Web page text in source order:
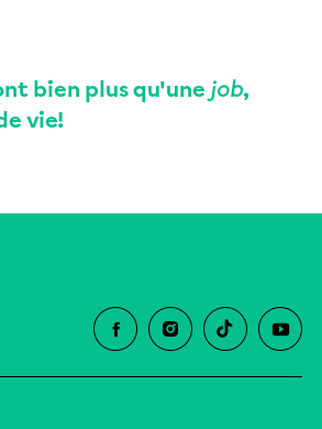
bien plus qu'une job,
vie!